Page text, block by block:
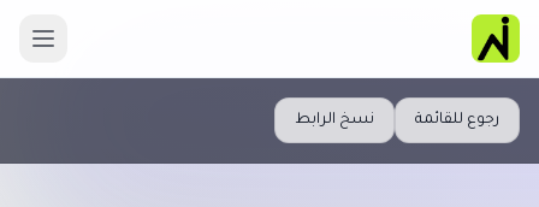
رجوع للقائمة نسخ الرابط